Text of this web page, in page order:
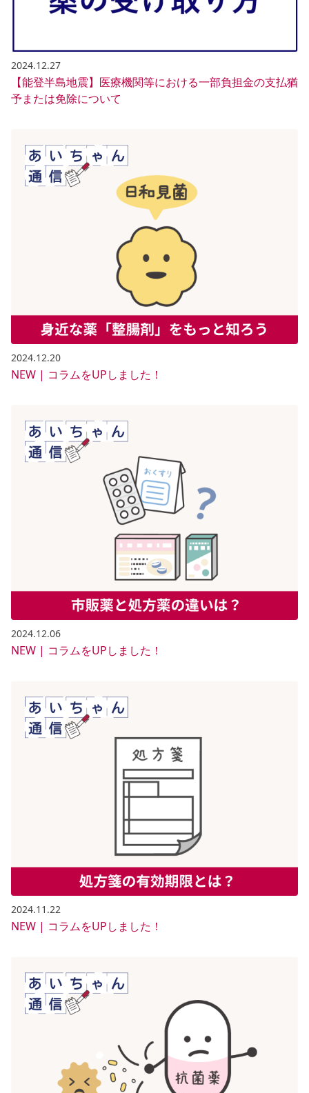
2024.12.27
【能登半島地震】医療機関等における一部負担金の支払猶
予または免除について
2024.12.20
NEW | コラムをUPしました！
2024.12.06
NEW | コラムをUPしました！
2024.11.22
NEW | コラムをUPしました！